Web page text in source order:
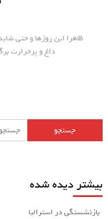
ظاهرا این روزها و حتی
داغ و پرحرارت
بیشتر دیده شده
بازنشستگی در استرالیا